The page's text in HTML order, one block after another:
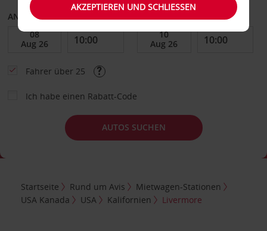
ANFANGSDATUM
Fahrer über 25
Ich habe einen Rabatt-Code
AUTOS SUCHEN
Startseite Rund um Avis
Mietwagen-Stationen
USA Kanada
USA Kalifornien Livermore
AKZEPTIEREN UND SCHLIESSEN